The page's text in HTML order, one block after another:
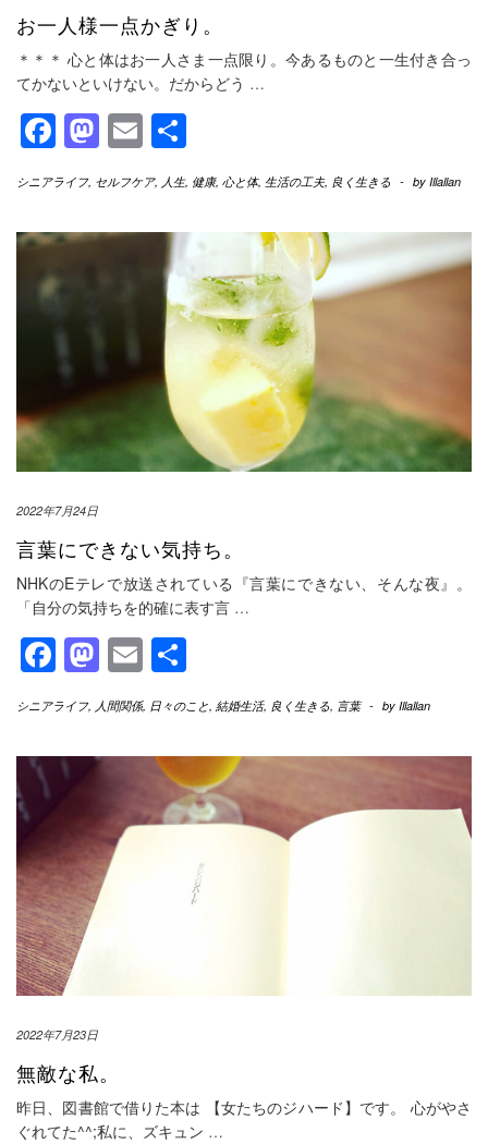
お一人様一点かぎり。
＊＊＊ 心と体はお一人さま一点限り。今あるものと一生付き合っ
てかないといけない。だからどう …
Facebook
Mastodon
Email
有
シニアライフ, セルフケア, 人生, 健康, 心と体, 生活の工夫, 良く生きる - by Illallan
2022年7月24日
言葉にできない気持ち。
NHKのEテレで放送されている『言葉にできない、そんな夜』。
「自分の気持ちを的確に表す言 …
Facebook
Mastodon
Email
有
シニアライフ, 人間関係, 日々のこと, 結婚生活, 良く生きる, 言葉 - by Illallan
2022年7月23日
無敵な私。
昨日、図書館で借りた本は 【女たちのジハード】です。 心がやさ
ぐれてた^^;私に、ズキュン …